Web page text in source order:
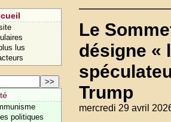
lus
politiques
Le
désigne «
Trump
mercredi 29 avril